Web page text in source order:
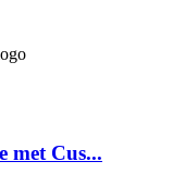
met Cus...